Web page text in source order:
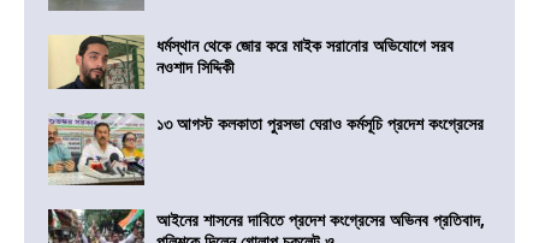
ধর্মস্থান থেকে জোর করে মাইক সরানোর অভিযোগে সরব
নওশাদ সিদ্দিকী
১৩ আগস্ট কলকাতা পুরসভা ঘেরাও কর্মসূচি প্রদেশ কংগ্রেসের
আইনের শাসনের দাবিতে প্রদেশ কংগ্রেসের অভিনব প্রতিবাদ,